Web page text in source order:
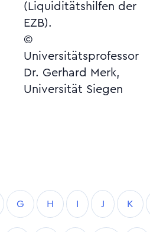
EZB).
©
Universitätsprofessor
Dr. Gerhard Merk,
Universität Siegen
G H I J K